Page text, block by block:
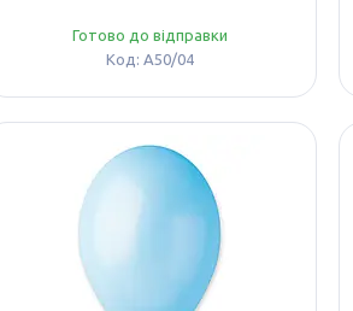
Готово до відправки
A50/04